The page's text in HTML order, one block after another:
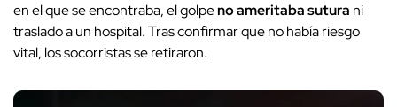
en el que se encontraba, el golpeno ameritaba sutura ni
traslado a un hospital. Tras confirmar que no había riesgo
vital, los socorristas se retiraron.